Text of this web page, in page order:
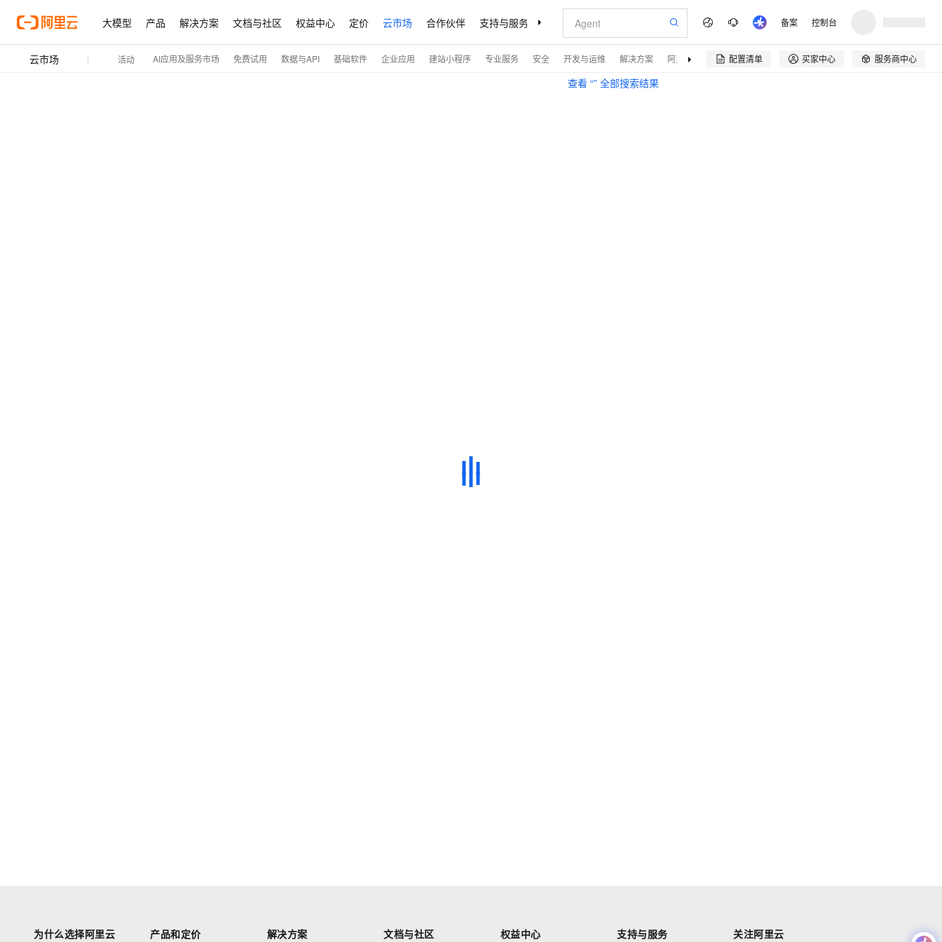
大模型 产品 解决方案 文档与社区 权益中心 定价 云市场 合作伙伴 支持与服务 了解阿里云
查看 “” 全部搜索结果
备案 控制台
云市场 活动 AI应用及服务市场 免费试用 数据与API 基础软件 企业应用 建站小程序 专业服务 安全 开发与运维 解决方案 阿里云精选 伙伴招募
配置清单  买家中心  服务商中心
为什么选择阿里云 产品和定价 解决方案 文档与社区 权益中心 支持与服务 关注阿里云